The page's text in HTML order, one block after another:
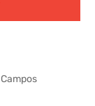
Campos